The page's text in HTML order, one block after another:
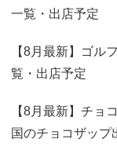
一覧・出店予定
【8月最新】ゴル
覧・出店予定
【8月最新】チョ
国のチョコザップ